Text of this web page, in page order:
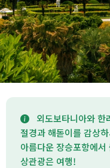
외도보타니아와 한
절경과 해돋이를 감상
아름다운 장승포항에
상관광은 여행!